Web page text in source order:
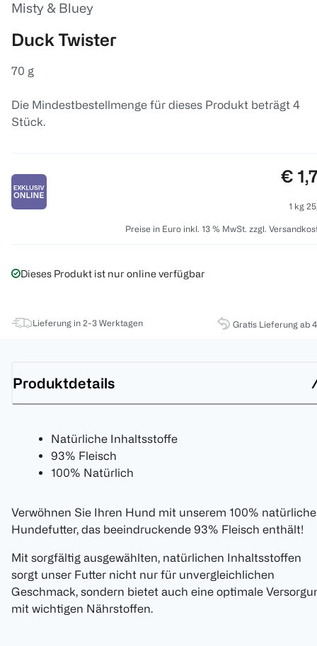
Misty & Bluey
Duck Twister
70 g
Die Mindestbestellmenge für dieses Produkt beträgt 4
Stück.
€
1 kg
Preise in Euro inkl. 13 % MwSt. zzgl.
Dieses Produkt ist nur online verfügbar
Lieferung in 2-3 Werktagen Gratis Lieferung ab
Produktdetails
Natürliche Inhaltsstoffe
93% Fleisch
100% Natürlich
Verwöhnen Sie Ihren Hund mit unserem 100%
Hundefutter, das beeindruckende 93% Fleisch enthält!
Mit sorgfältig ausgewählten, natürlichen Inhaltsstoffen
sorgt unser Futter nicht nur für unvergleichlichen
Geschmack, sondern bietet auch eine optimale
mit wichtigen Nährstoffen.